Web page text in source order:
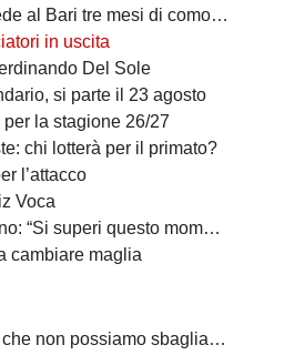
di comodato d’uso precario: i dettagli
in uscita
Del Sole
si parte il 23 agosto
la stagione 26/27
chi lotterà per il primato?
l’attacco
Voca
questo momento quanto prima”
cambiare maglia
non possiamo sbagliare”